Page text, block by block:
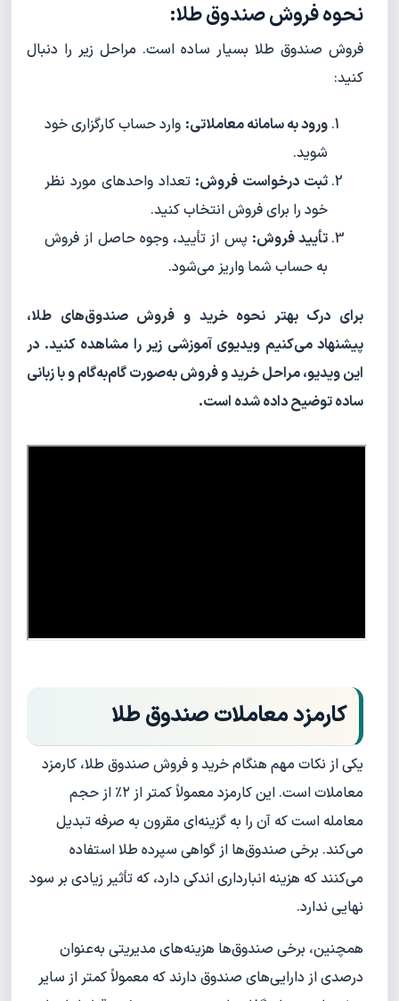
نحوه فروش صندوق طلا:
فروش صندوق طلا بسیار ساده است. مراحل زیر را دنبال
کنید:
ورود به سامانه معاملاتی: وارد حساب کارگزاری خود
شوید.
ثبت درخواست فروش: تعداد واحدهای مورد نظر
خود را برای فروش انتخاب کنید.
تأیید فروش: پس از تأیید، وجوه حاصل از فروش
به حساب شما واریز می‌شود.
برای درک بهتر نحوه خرید و فروش صندوق‌های طلا،
پیشنهاد می‌کنیم ویدیوی آموزشی زیر را مشاهده کنید. در
این ویدیو، مراحل خرید و فروش به‌صورت گام‌به‌گام و با زبانی
ساده توضیح داده شده است.
کارمزد معاملات صندوق طلا
یکی از نکات مهم هنگام خرید و فروش صندوق طلا، کارمزد
معاملات است. این کارمزد معمولاً کمتر از ۲٪ از حجم
معامله است که آن را به گزینه‌ای مقرون به صرفه تبدیل
می‌کند. برخی صندوق‌ها از گواهی سپرده طلا استفاده
می‌کنند که هزینه انبارداری اندکی دارد، که تأثیر زیادی بر سود
نهایی ندارد.
همچنین، برخی صندوق‌ها هزینه‌های مدیریتی به‌عنوان
درصدی از دارایی‌های صندوق دارند که معمولاً کمتر از سایر